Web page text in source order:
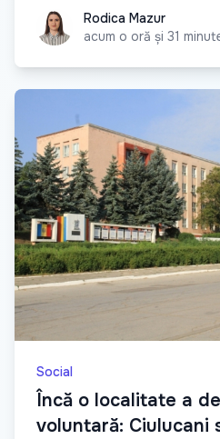
Rodica MazurRodica Mazur
acum o oră și 31
Social
Încă o localitate a
voluntară: Ciulucani